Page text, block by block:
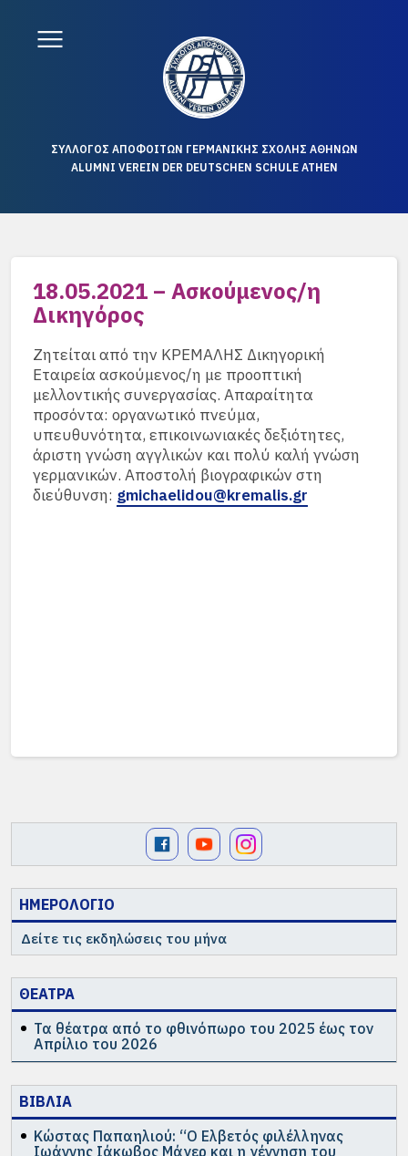
ΣΥΛΛΟΓΟΣ ΑΠΟΦΟΙΤΩΝ ΓΕΡΜΑΝΙΚΗΣ ΣΧΟΛΗΣ ΑΘΗΝΩΝ
ALUMNI VEREIN DER DEUTSCHEN SCHULE ATHEN
ΗΜΕΡΟΛΟΓΙΟ
Δείτε τις εκδηλώσεις του μήνα
ΘΕΑΤΡΑ
Τα θέατρα από το φθινόπωρο του 2025 έως τον
Απρίλιο του 2026
ΒΙΒΛΙΑ
Κώστας Παπαηλιού: “Ο Ελβετός φιλέλληνας
Ιωάννης Ιάκωβος Μάγερ και η γέννηση του
18.05.2021 – Ασκούμενος/η
Δικηγόρος
Ζητείται από την ΚΡΕΜΑΛΗΣ Δικηγορική
Εταιρεία ασκούμενος/η με προοπτική
μελλοντικής συνεργασίας. Απαραίτητα
προσόντα: οργανωτικό πνεύμα,
υπευθυνότητα, επικοινωνιακές δεξιότητες,
άριστη γνώση αγγλικών και πολύ καλή γνώση
γερμανικών. Αποστολή βιογραφικών στη
διεύθυνση: gmichaelidou@kremalis.gr